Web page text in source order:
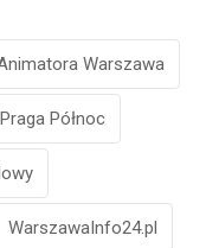
Warszawa
Praga Północ
WarszawaInfo24.pl